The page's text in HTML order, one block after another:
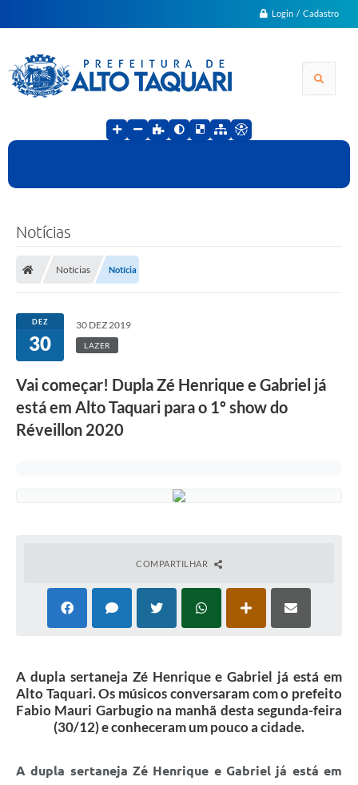
Login / Cadastro
Notícias
Notícias Notícia
DEZ
30
30 DEZ 2019
LAZER
Vai começar! Dupla Zé Henrique e Gabriel já
está em Alto Taquari para o 1º show do
Réveillon 2020
COMPARTILHAR
A dupla sertaneja Zé Henrique e Gabriel já está em
Alto Taquari. Os músicos conversaram com o prefeito
Fabio Mauri Garbugio na manhã desta segunda-feira
(30/12) e conheceram um pouco a cidade.
A dupla sertaneja Zé Henrique e Gabriel já está em